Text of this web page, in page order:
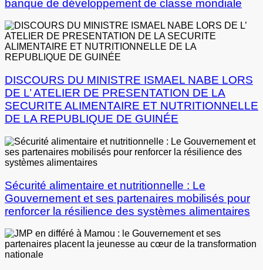
banque de développement de classe mondiale
DISCOURS DU MINISTRE ISMAEL NABE LORS
DE L’ ATELIER DE PRESENTATION DE LA
SECURITE ALIMENTAIRE ET NUTRITIONNELLE
DE LA REPUBLIQUE DE GUINÉE
Sécurité alimentaire et nutritionnelle : Le
Gouvernement et ses partenaires mobilisés pour
renforcer la résilience des systèmes alimentaires